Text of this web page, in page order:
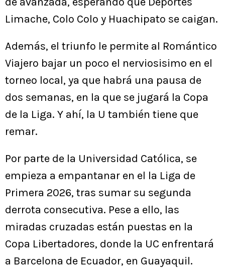
Limache, Colo Colo y Huachipato se caigan.
Además, el triunfo le permite al Romántico
Viajero bajar un poco el nerviosisimo en el
torneo local, ya que habrá una pausa de
dos semanas, en la que se jugará la Copa
de la Liga. Y ahí, la U también tiene que
remar.
Por parte de la Universidad Católica, se
empieza a empantanar en el la Liga de
Primera 2026, tras sumar su segunda
derrota consecutiva. Pese a ello, las
miradas cruzadas están puestas en la
Copa Libertadores, donde la UC enfrentará
a Barcelona de Ecuador, en Guayaquil.